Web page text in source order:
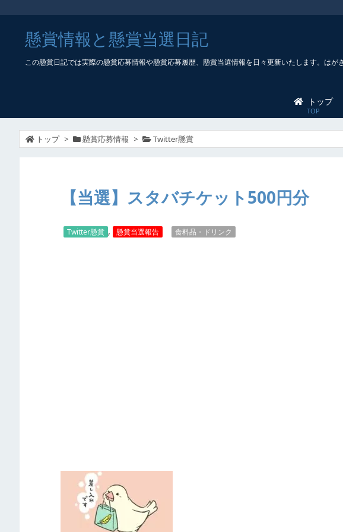
懸賞情報と懸賞当選日記
この懸賞日記では実際の懸賞応募情報や懸賞応募履歴、懸賞当選情報を日々更新いたします。はが
トップ
トップ > 懸賞応募情報 > Twitter懸賞
【当選】スタバチケット500円分
Twitter懸賞 , 懸賞当選報告 食料品・ドリンク